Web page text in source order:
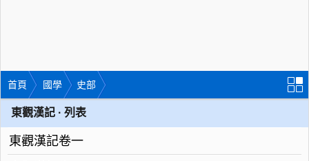
首頁 國學 史部
東觀漢記 · 列表
東觀漢記卷一